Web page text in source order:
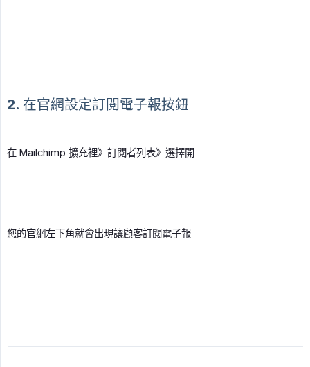
2. 在官網設定訂閱電子報按鈕
在 Mailchimp 擴充裡》訂閱者列表》選擇開
您的官網左下角就會出現讓顧客訂閱電子報